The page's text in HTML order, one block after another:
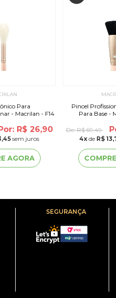
Para
- Macrilan - F14
R$ 26,90
sem juros
AGORA
Pincel
Para Base -
De:R$ 69,49
4x de R$
SEGURANÇA